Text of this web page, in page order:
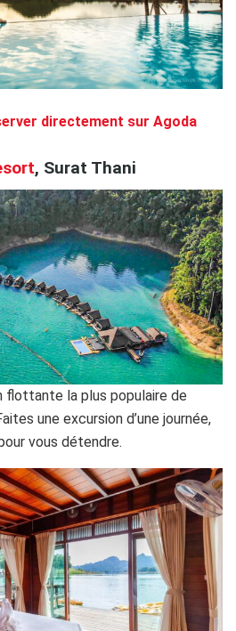
directement sur Agoda.
, Surat Thani
la plus populaire de
une excursion d’une journée,
vous détendre.